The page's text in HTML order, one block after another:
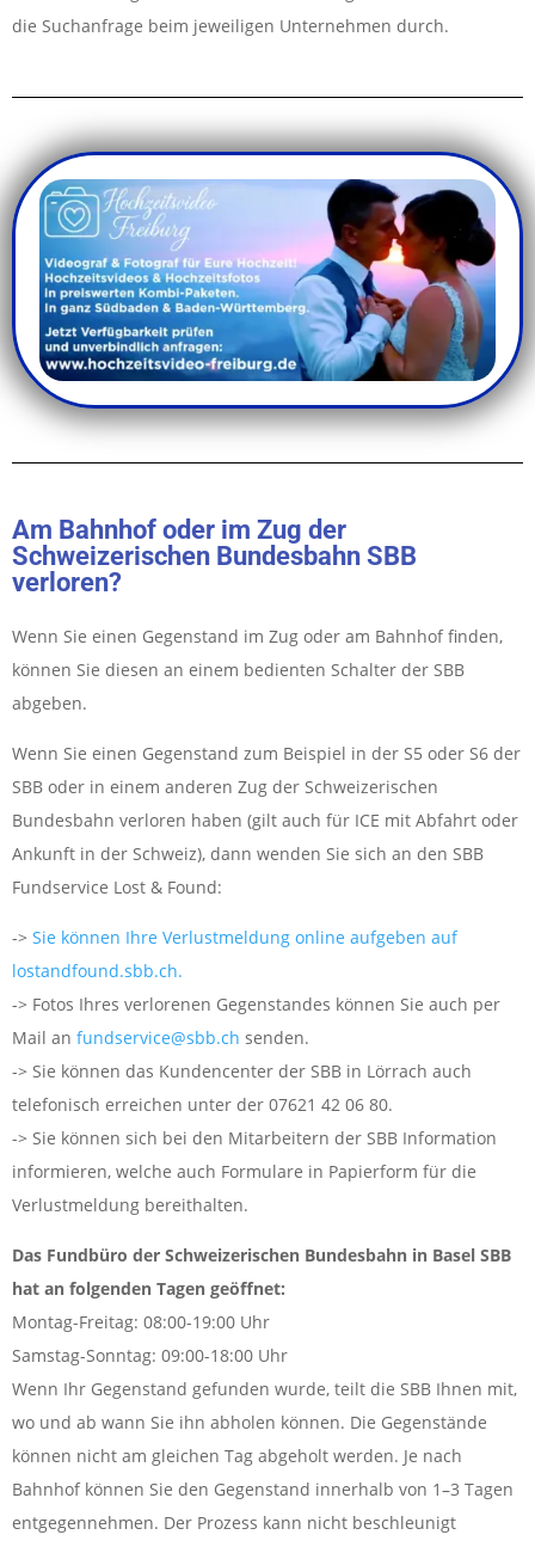
die Suchanfrage beim jeweiligen Unternehmen durch.
Am Bahnhof oder im Zug der
Schweizerischen Bundesbahn SBB
verloren?
Wenn Sie einen Gegenstand im Zug oder am Bahnhof finden,
können Sie diesen an einem bedienten Schalter der SBB
abgeben.
Wenn Sie einen Gegenstand zum Beispiel in der S5 oder S6 der
SBB oder in einem anderen Zug der Schweizerischen
Bundesbahn verloren haben (gilt auch für ICE mit Abfahrt oder
Ankunft in der Schweiz), dann wenden Sie sich an den SBB
Fundservice Lost & Found:
-> Sie können Ihre Verlustmeldung online aufgeben auf
lostandfound.sbb.ch.
-> Fotos Ihres verlorenen Gegenstandes können Sie auch per
Mail an fundservice@sbb.ch senden.
-> Sie können das Kundencenter der SBB in Lörrach auch
telefonisch erreichen unter der 07621 42 06 80.
-> Sie können sich bei den Mitarbeitern der SBB Information
informieren, welche auch Formulare in Papierform für die
Verlustmeldung bereithalten.
Das Fundbüro der Schweizerischen Bundesbahn in Basel SBB
hat an folgenden Tagen geöffnet:
Montag-Freitag: 08:00-19:00 Uhr
Samstag-Sonntag: 09:00-18:00 Uhr
Wenn Ihr Gegenstand gefunden wurde, teilt die SBB Ihnen mit,
wo und ab wann Sie ihn abholen können. Die Gegenstände
können nicht am gleichen Tag abgeholt werden. Je nach
Bahnhof können Sie den Gegenstand innerhalb von 1–3 Tagen
entgegennehmen. Der Prozess kann nicht beschleunigt